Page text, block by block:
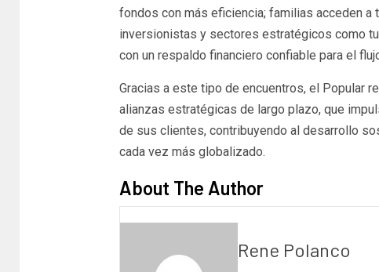
fondos con más eficiencia; familias acceden
inversionistas y sectores estratégicos como
con un respaldo financiero confiable para el
Gracias a este tipo de encuentros, el Popular
alianzas estratégicas de largo plazo, que
de sus clientes, contribuyendo al desarrollo
cada vez más globalizado.
About The Author
Rene Polanco